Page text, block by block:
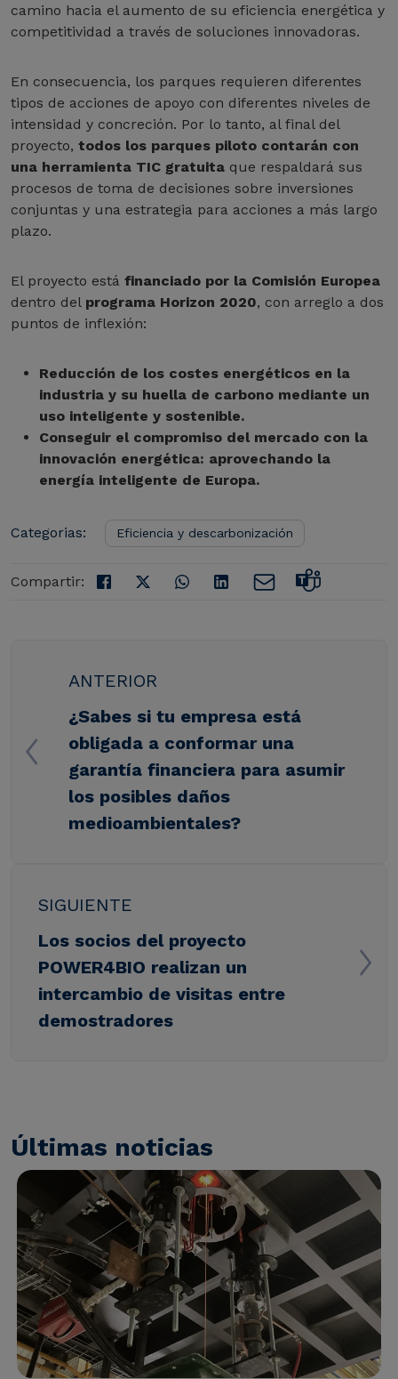
camino hacia el aumento de su eficiencia energética y
competitividad a través de soluciones innovadoras.
En consecuencia, los parques requieren diferentes
tipos de acciones de apoyo con diferentes niveles de
intensidad y concreción. Por lo tanto, al final del
proyecto, todos los parques piloto contarán con
una herramienta TIC gratuita que respaldará sus
procesos de toma de decisiones sobre inversiones
conjuntas y una estrategia para acciones a más largo
plazo.
El proyecto está financiado por la Comisión Europea
dentro del programa Horizon 2020, con arreglo a dos
puntos de inflexión:
Reducción de los costes energéticos en la
industria y su huella de carbono mediante un
uso inteligente y sostenible.
Conseguir el compromiso del mercado con la
innovación energética: aprovechando la
energía inteligente de Europa.
Categorias: Eficiencia y descarbonización
Compartir:
ANTERIOR
¿Sabes si tu empresa está
obligada a conformar una
garantía financiera para asumir
los posibles daños
medioambientales?
SIGUIENTE
Los socios del proyecto
POWER4BIO realizan un
intercambio de visitas entre
demostradores
Últimas noticias